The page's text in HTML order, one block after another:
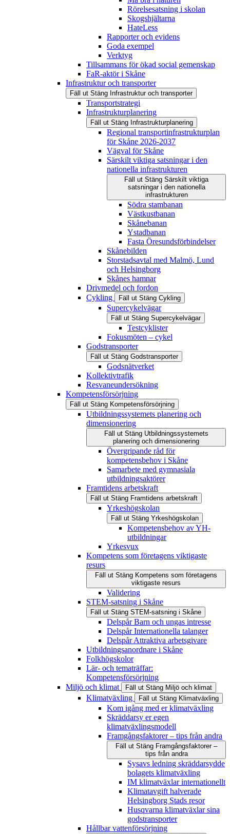
Rörelsesatsning i skolan
Skogshjältarna
HateLess
Rapporter och evidens
Goda exempel
Verktyg
Tillsammans för ökad social gemenskap
FaR-aktör i Skåne
Infrastruktur och transporter
Fäll ut Stäng Infrastruktur och transporter
Transportstrategi
Infrastrukturplanering
Fäll ut Stäng Infrastrukturplanering
Regional transportinfrastrukturplan
för Skåne 2026-2037
Vägval för Skåne
Särskilt viktiga satsningar i den
nationella infrastrukturen
Fäll ut Stäng Särskilt viktiga
satsningar i den nationella
infrastrukturen
Södra stambanan
Västkustbanan
Skånebanan
Ystadbanan
Fasta Öresundsförbindelser
Skånebilden
Storstadsavtal med Malmö, Lund
och Helsingborg
Skånes hamnar
Drivmedel och fordon
Cykling
Fäll ut Stäng Cykling
Supercykelvägar
Fäll ut Stäng Supercykelvägar
Testcyklister
Fokusmöten – cykel
Godstransporter
Fäll ut Stäng Godstransporter
Godsnätverket
Kollektivtrafik
Resvaneundersökning
Kompetensförsörjning
Fäll ut Stäng Kompetensförsörjning
Utbildningssystemets planering och
dimensionering
Fäll ut Stäng Utbildningssystemets
planering och dimensionering
Övergripande råd för
kompetensbehov i Skåne
Samarbete med gymnasiala
utbildningsaktörer
Framtidens arbetskraft
Fäll ut Stäng Framtidens arbetskraft
Yrkeshögskolan
Fäll ut Stäng Yrkeshögskolan
Kompetensbehov av YH-
utbildningar
Yrkesvux
Kompetens som företagens viktigaste
resurs
Fäll ut Stäng Kompetens som företagens
viktigaste resurs
Validering
STEM-satsning i Skåne
Fäll ut Stäng STEM-satsning i Skåne
Delspår Barn och ungas intresse
Delspår Internationella talanger
Delspår Attraktiva arbetsgivare
Utbildningsanordnare i Skåne
Folkhögskolor
Lär- och tematräffar:
Kompetensförsörjning
Miljö och klimat
Fäll ut Stäng Miljö och klimat
Klimatväxling Fäll ut Stäng Klimatväxling
Kom igång med er klimatväxling
Skräddarsy er egen
klimatväxlingsmodell
Framgångsfaktorer – tips från andra
Fäll ut Stäng Framgångsfaktorer –
tips från andra
Sysavs ledning skräddarsydde
bolagets klimatväxling
IM klimatväxlar internationellt
Klimatavgift halverade
Helsingborg Stads resor
Husqvarna klimatväxlar sina
godstransporter
Hållbar vattenförsörjning